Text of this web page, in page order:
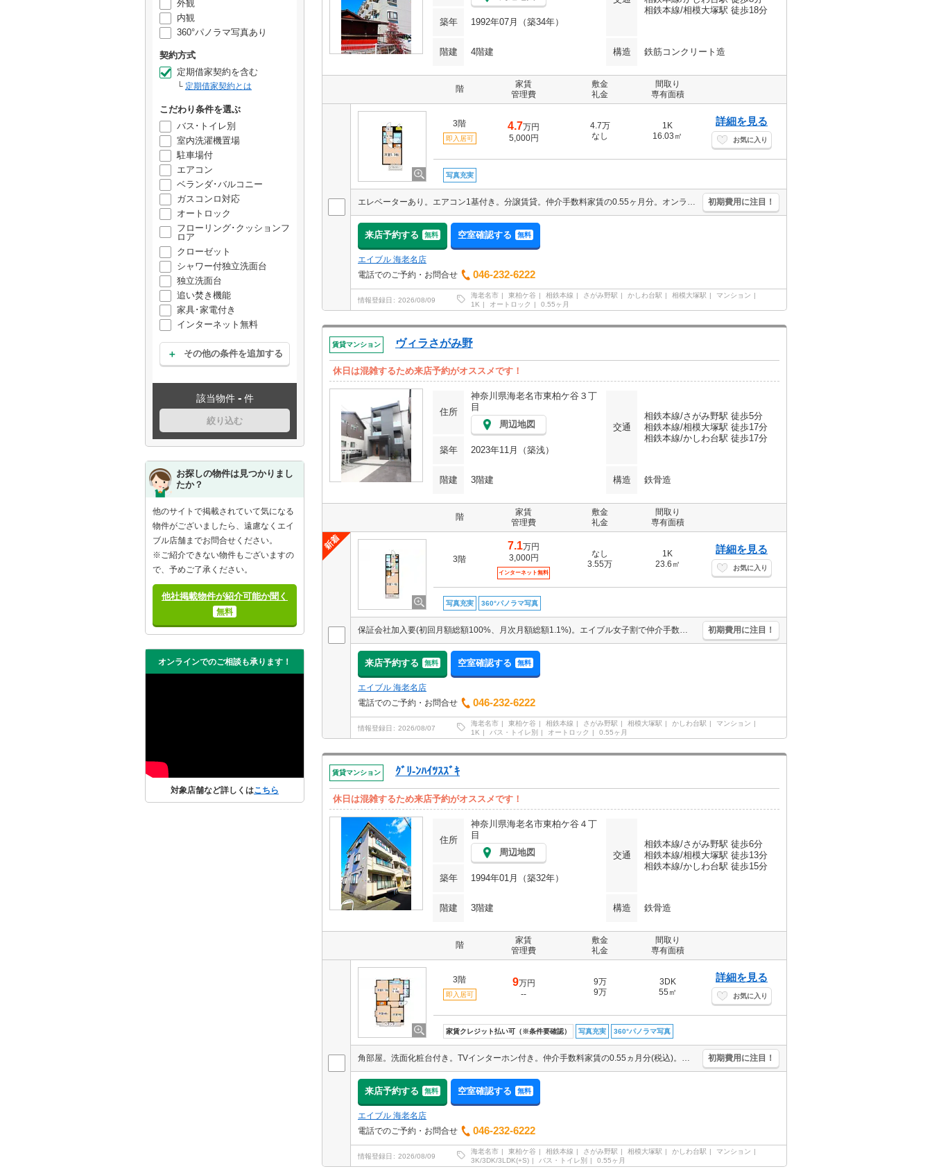
外観
内観
360°パノラマ写真あり
契約方式
定期借家契約を含む
定期借家契約とは
こだわり条件を選ぶ
バス･トイレ別
室内洗濯機置場
駐車場付
エアコン
ベランダ･バルコニー
ガスコンロ対応
オートロック
フローリング･クッションフ
ロア
クローゼット
シャワー付独立洗面台
独立洗面台
追い焚き機能
家具･家電付き
インターネット無料
その他の条件を追加する
該当物件 - 件
絞り込む
お探しの物件は見つかりまし
たか？
他のサイトで掲載されていて気になる
物件がございましたら、遠慮なくエイ
ブル店舗までお問合せください。
※ご紹介できない物件もございますの
で、予めご了承ください。
他社掲載物件が紹介可能か聞く
無料
オンラインでのご相談も承ります！
対象店舗など詳しくはこちら
相鉄本線/相模大塚駅 徒歩18分
築年
1992年07月（築34年）
階建 4階建 構造 鉄筋コンクリート造
階
家賃
管理費
敷金
礼金
間取り
専有面積
3階
即入居可
4.7万円
5,000円
4.7万
なし
1K
16.03㎡
詳細を見る
お気に入り
写真充実
エレベーターあり。エアコン1基付き。分譲賃貸。仲介手数料家賃の0.55ヶ月分。オンライン内見相談可。TVモニター付インターホン。経済的な都市ガス使用。IH調理器付き。 初期費用に注目！
来店予約する 無料 空室確認する 無料
エイブル 海老名店
電話でのご予約・お問合せ
046-232-6222
情報登録日 2026/08/09
海老名市 東柏ケ谷 相鉄本線 さがみ野駅 かしわ台駅 相模大塚駅
マンション
1K
オートロック 0.55ヶ月
賃貸マンション ヴィラさがみ野
休日は混雑するため来店予約がオススメです！
住所
神奈川県海老名市東柏ケ谷３丁
目
周辺地図
交通
相鉄本線/さがみ野駅 徒歩5分
相鉄本線/相模大塚駅 徒歩17分
相鉄本線/かしわ台駅 徒歩17分
築年
2023年11月（築浅）
階建 3階建 構造 鉄骨造
階
家賃
管理費
敷金
礼金
間取り
専有面積
3階
7.1万円
3,000円
インターネット無料
なし
3.55万
1K
23.6㎡
詳細を見る
お気に入り
写真充実 360°パノラマ写真
保証会社加入要(初回月額総額100%、月次月額総額1.1%)。エイブル女子割で仲介手数料家賃の0.55ヶ月分より10％ＯＦＦ。経済的な都市ガス使用。ウォークインクローゼット付き。宅配ボックスあり。 初期費用に注目！
来店予約する 無料 空室確認する 無料
エイブル 海老名店
電話でのご予約・お問合せ
046-232-6222
情報登録日 2026/08/07
海老名市 東柏ケ谷 相鉄本線 さがみ野駅 相模大塚駅 かしわ台駅
マンション
1K
バス・トイレ別 オートロック 0.55ヶ月
賃貸マンション ｸﾞﾘ-ﾝﾊｲﾂｽｽﾞｷ
休日は混雑するため来店予約がオススメです！
住所
神奈川県海老名市東柏ケ谷４丁
目
周辺地図
交通
相鉄本線/さがみ野駅 徒歩6分
相鉄本線/相模大塚駅 徒歩13分
相鉄本線/かしわ台駅 徒歩15分
築年
1994年01月（築32年）
階建 3階建 構造 鉄骨造
階
家賃
管理費
敷金
礼金
間取り
専有面積
3階
即入居可
9万円
--
9万
9万
3DK
55㎡
詳細を見る
お気に入り
家賃クレジット払い可（※条件要確認） 写真充実 360°パノラマ写真
角部屋。洗面化粧台付き。TVインターホン付き。仲介手数料家賃の0.55ヵ月分(税込)。クレジットで家賃支払可。家賃の支払でポイントたまります（条件あり）。駐車場1台分無料。 初期費用に注目！
来店予約する 無料 空室確認する 無料
エイブル 海老名店
電話でのご予約・お問合せ
046-232-6222
情報登録日 2026/08/09
海老名市 東柏ケ谷 相鉄本線 さがみ野駅 相模大塚駅 かしわ台駅
マンション
3K/3DK/3LDK(+S)
バス・トイレ別 0.55ヶ月